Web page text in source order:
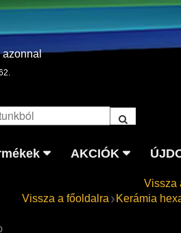
azonnal
AKCIÓK
Vissza
Vissza a főoldalra
Kerámia